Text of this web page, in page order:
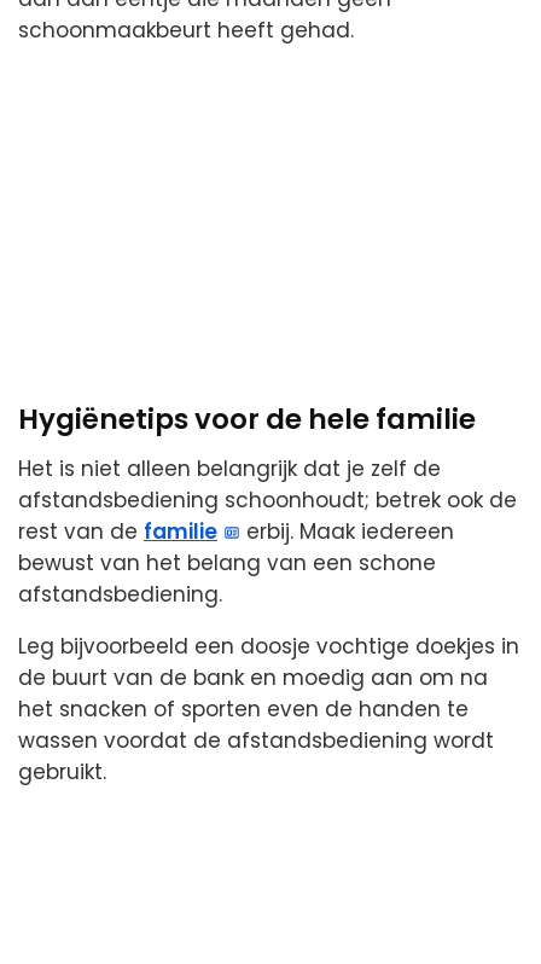
schoonmaakbeurt heeft gehad.
Hygiënetips voor de hele familie
Het is niet alleen belangrijk dat je zelf de
afstandsbediening schoonhoudt; betrek ook de
rest van de familie
erbij. Maak iedereen
bewust van het belang van een schone
afstandsbediening.
Leg bijvoorbeeld een doosje vochtige doekjes in
de buurt van de bank en moedig aan om na
het snacken of sporten even de handen te
wassen voordat de afstandsbediening wordt
gebruikt.